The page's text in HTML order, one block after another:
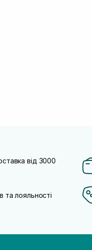
від 3000
та лояльності